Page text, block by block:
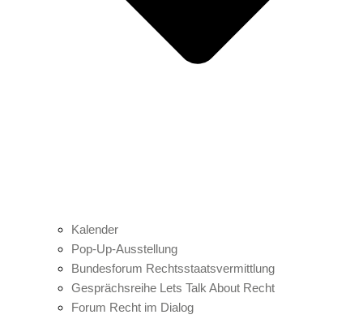
Kalender
Pop-Up-Ausstellung
Bundesforum Rechtsstaatsvermittlung
Gesprächsreihe Lets Talk About Recht
Forum Recht im Dialog